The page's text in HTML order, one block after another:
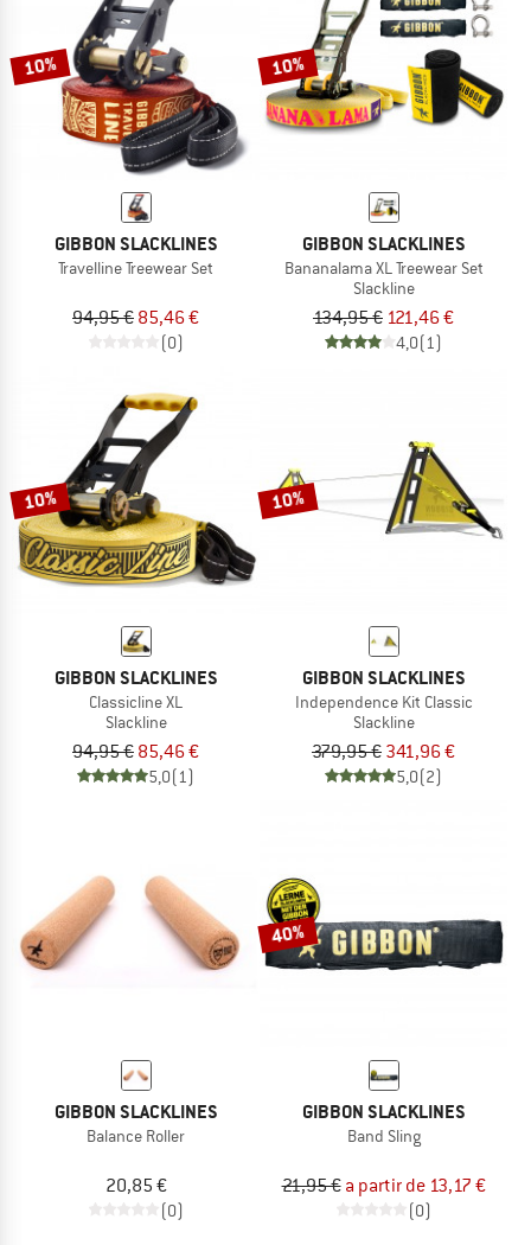
10%
GIBBON SLACKLINES
Travelline Treewear Set
94,95 € 85,46 €
(0)
10%
GIBBON SLACKLINES
Bananalama XL Treewear Set
Slackline
134,95 € 121,46 €
4,0(1)
10%
GIBBON SLACKLINES
Classicline XL
Slackline
94,95 € 85,46 €
5,0(1)
10%
GIBBON SLACKLINES
Independence Kit Classic
Slackline
379,95 € 341,96 €
5,0(2)
GIBBON SLACKLINES
Balance Roller
20,85 €
(0)
40%
GIBBON SLACKLINES
Band Sling
21,95 € a partir de 13,17 €
(0)